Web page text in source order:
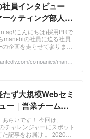
員インタビュー
ケティング部人物
式会社manebi
こんにちは)採用PRで
manebiの社員に迫る社員
の企画を走らせて参りま
員のご紹介です！ それで
を考えてお仕事をしている
。 ...
companies/maneb
たず大規模Webセミ
ー｜営業チームを
場のチャレンジ！ |
らいです！ 今回は、
チャレンジャーにスポット
記事をお届け 。 2020年